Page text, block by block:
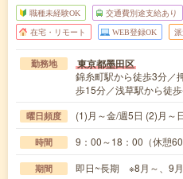
職種未経験OK 交通費別途支給あり
在宅・リモート WEB登録OK 派
勤務地 東京都墨田区
錦糸町駅から徒歩3分／
歩15分／浅草駅から徒
曜日頻度 (1)月～金/週5日 (2)月～
時間 9：00～18：00（休憩60
期間 即日~長期 ※8月～、9月